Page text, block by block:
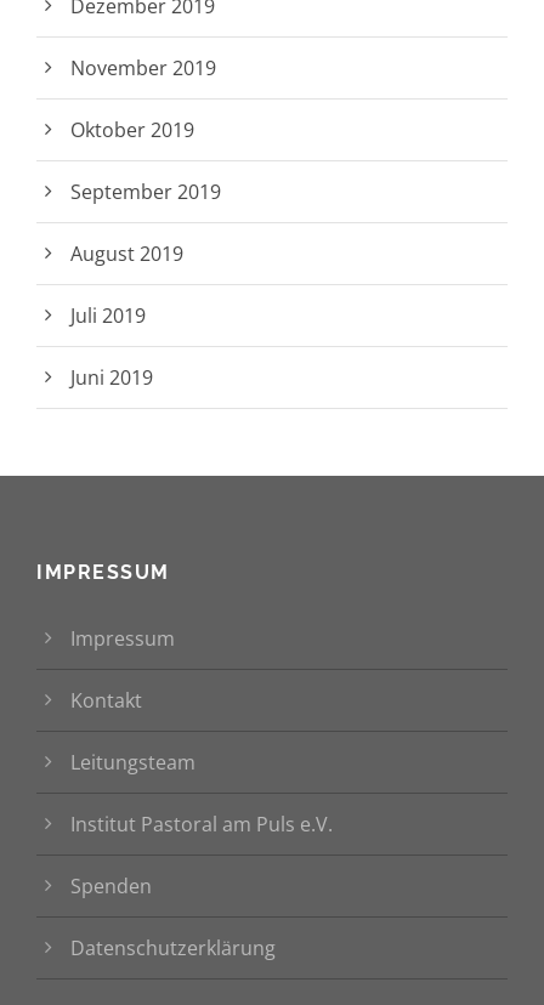
Dezember 2019
November 2019
Oktober 2019
September 2019
August 2019
Juli 2019
Juni 2019
IMPRESSUM
Impressum
Kontakt
Leitungsteam
Institut Pastoral am Puls e.V.
Spenden
Datenschutzerklärung